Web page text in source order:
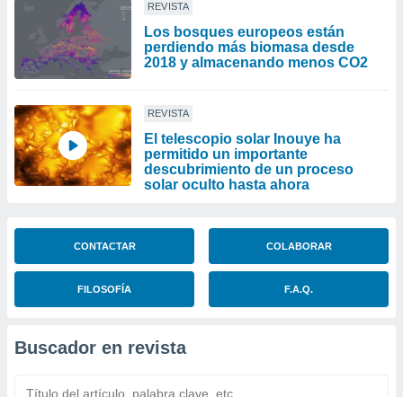
REVISTA
Los bosques europeos están
perdiendo más biomasa desde
2018 y almacenando menos CO2
REVISTA
El telescopio solar Inouye ha
permitido un importante
descubrimiento de un proceso
solar oculto hasta ahora
CONTACTAR COLABORAR
FILOSOFÍA F.A.Q.
Buscador en revista